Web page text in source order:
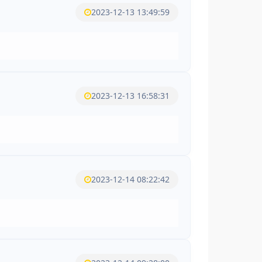
2023-12-13 13:49:59
2023-12-13 16:58:31
2023-12-14 08:22:42